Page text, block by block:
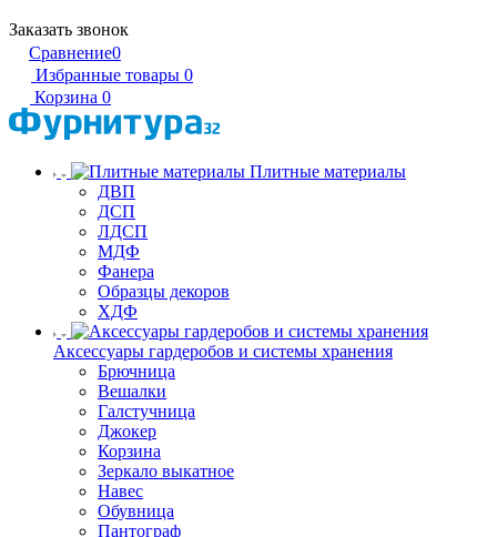
Заказать звонок
Сравнение0
Избранные товары 0
Корзина 0
Плитные материалы
ДВП
ДСП
ЛДСП
МДФ
Фанера
Образцы декоров
ХДФ
Аксессуары гардеробов и системы хранения
Брючница
Вешалки
Галстучница
Джокер
Корзина
Зеркало выкатное
Навес
Обувница
Пантограф